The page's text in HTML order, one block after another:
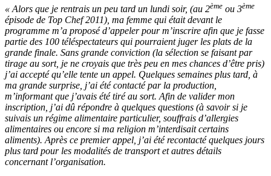
« Alors que je rentrais un peu tard un lundi soir, (au 2ème ou 3ème
épisode de Top Chef 2011), ma femme qui était devant le
programme m’a proposé d’appeler pour m’inscrire afin que je fasse
partie des 100 téléspectateurs qui pourraient juger les plats de la
grande finale. Sans grande conviction (la sélection se faisant par
tirage au sort, je ne croyais que très peu en mes chances d’être pris)
j’ai accepté qu’elle tente un appel. Quelques semaines plus tard, à
ma grande surprise, j’ai été contacté par la production,
m’informant que j’avais été tiré au sort. Afin de valider mon
inscription, j’ai dû répondre à quelques questions (à savoir si je
suivais un régime alimentaire particulier, souffrais d’allergies
alimentaires ou encore si ma religion m’interdisait certains
aliments). Après ce premier appel, j’ai été recontacté quelques jours
plus tard pour les modalités de transport et autres détails
concernant l’organisation.